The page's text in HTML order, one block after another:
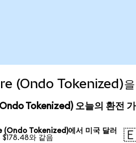
(Ondo Tokenized)을
Tokenized) 오늘의 환전
Tokenized)에서 미국 달러
$178.48와 같음